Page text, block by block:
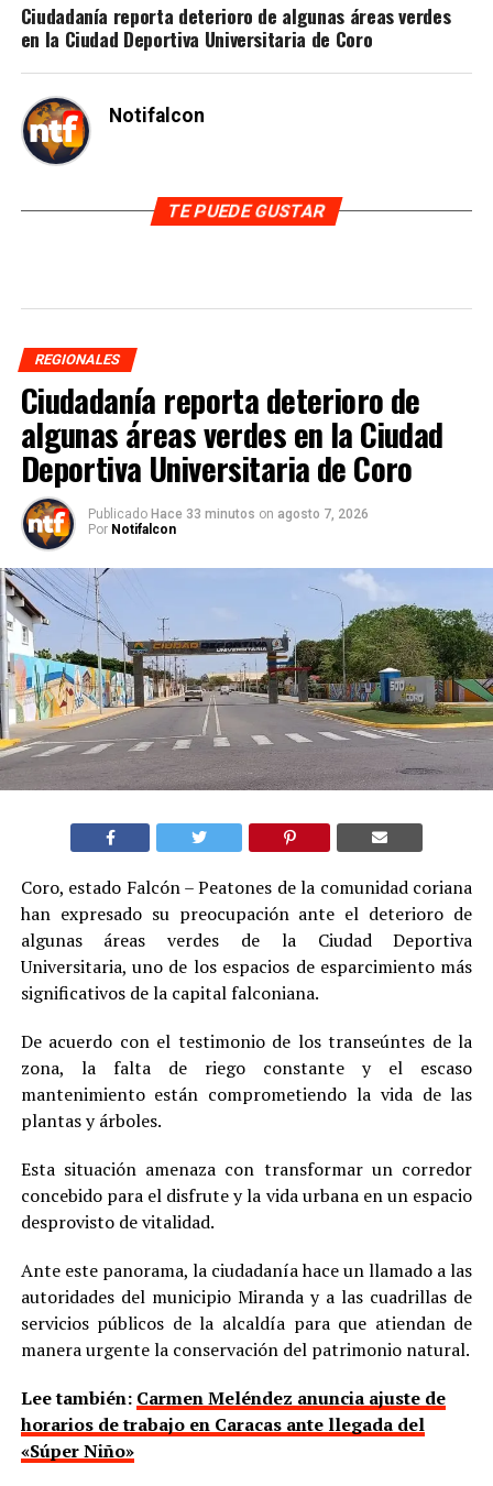
Ciudadanía reporta deterioro de algunas áreas verdes
en la Ciudad Deportiva Universitaria de Coro
Notifalcon
TE PUEDE GUSTAR
REGIONALES
Ciudadanía reporta deterioro de
algunas áreas verdes en la Ciudad
Deportiva Universitaria de Coro
Publicado Hace 33 minutos on agosto 7, 2026
Por Notifalcon
Coro, estado Falcón – Peatones de la comunidad coriana
han expresado su preocupación ante el deterioro de
algunas áreas verdes de la Ciudad Deportiva
Universitaria, uno de los espacios de esparcimiento más
significativos de la capital falconiana.
De acuerdo con el testimonio de los transeúntes de la
zona, la falta de riego constante y el escaso
mantenimiento están comprometiendo la vida de las
plantas y árboles.
Esta situación amenaza con transformar un corredor
concebido para el disfrute y la vida urbana en un espacio
desprovisto de vitalidad.
Ante este panorama, la ciudadanía hace un llamado a las
autoridades del municipio Miranda y a las cuadrillas de
servicios públicos de la alcaldía para que atiendan de
manera urgente la conservación del patrimonio natural.
Lee también: Carmen Meléndez anuncia ajuste de
horarios de trabajo en Caracas ante llegada del
«Súper Niño»